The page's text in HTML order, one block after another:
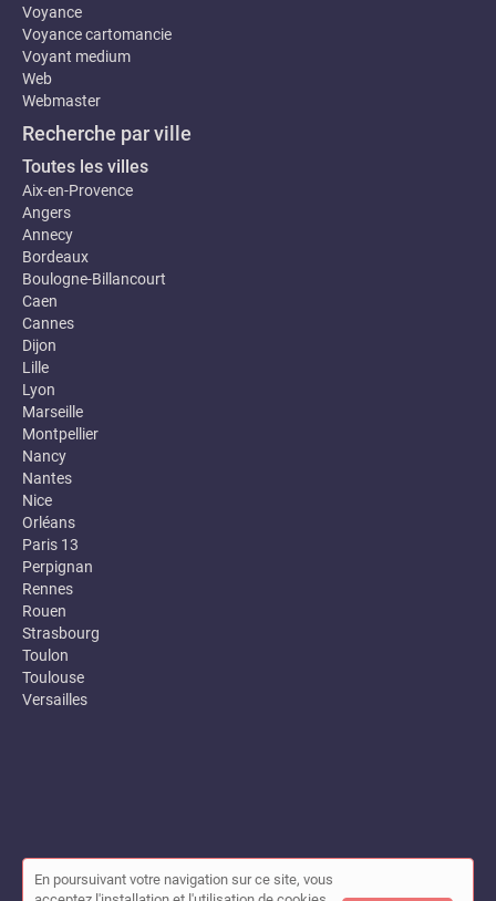
Voyance
Voyance cartomancie
Voyant medium
Web
Webmaster
Recherche par ville
Toutes les villes
Aix-en-Provence
Angers
Annecy
Bordeaux
Boulogne-Billancourt
Caen
Cannes
Dijon
Lille
Lyon
Marseille
Montpellier
Nancy
Nantes
Nice
Orléans
Paris 13
Perpignan
Rennes
Rouen
Strasbourg
Toulon
Toulouse
Versailles
© Annuaire des entreprises locales (Garance) 2026 |
En poursuivant votre navigation sur ce site, vous